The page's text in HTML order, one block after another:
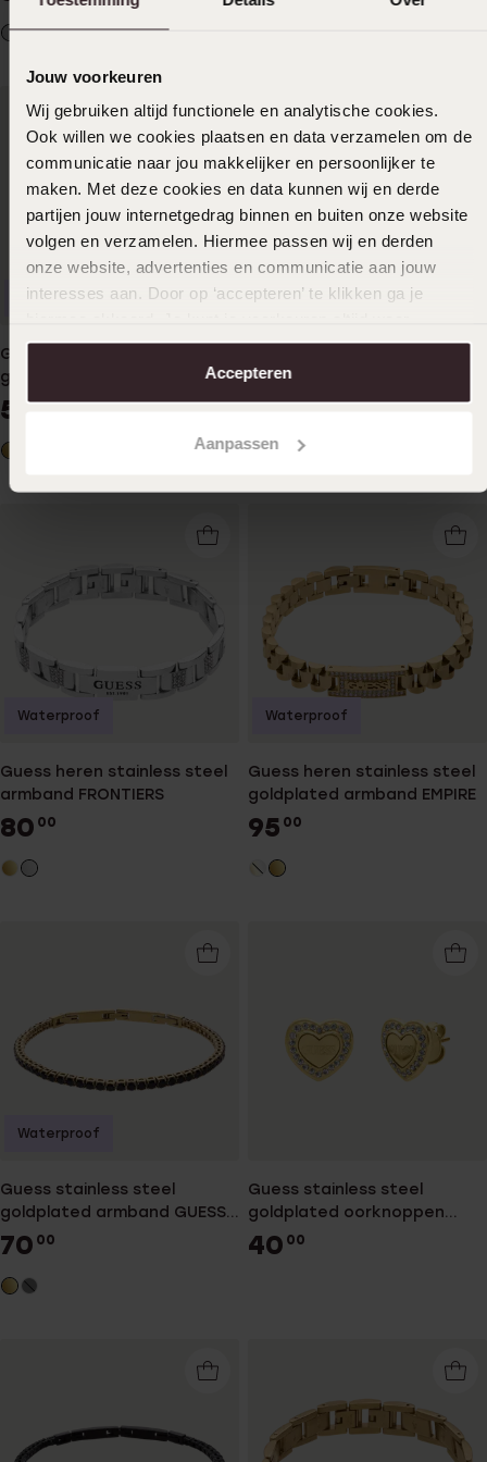
Jouw voorkeuren
Wij gebruiken altijd functionele en analytische cookies.
Ook willen we cookies plaatsen en data verzamelen om de
communicatie naar jou makkelijker en persoonlijker te
maken. Met deze cookies en data kunnen wij en derde
partijen jouw internetgedrag binnen en buiten onze website
volgen en verzamelen. Hiermee passen wij en derden
onze website, advertenties en communicatie aan jouw
interesses aan. Door op ‘accepteren’ te klikken ga je
aanpassen. Lees er meer over in onscookiebeleid.
Accepteren
Aanpassen
Guess heren stainless steel
goldplated armband MY
CHAINS
5000
Waterproof
goldplated armband LINK
CITY
5000
Waterproof
Guess heren stainless steel
armband FRONTIERS
80 00
Waterproof
Guess heren stainless steel
goldplated armband EMPIRE
95 00
Waterproof
Guess stainless steel
goldplated armband GUESS
ETERNITY
70 00
Waterproof
Guess stainless steel
goldplated oorknoppen
AMAMI
40 00